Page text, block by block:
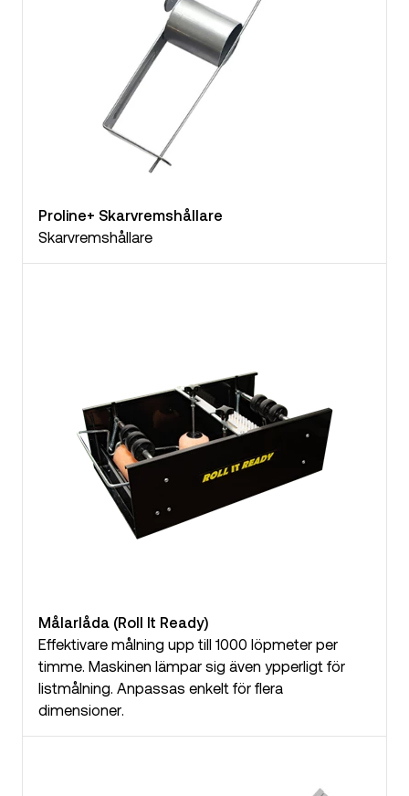
Proline+ Skarvremshållare
Skarvremshållare
Målarlåda (Roll It Ready)
Effektivare målning upp till 1000 löpmeter per
timme. Maskinen lämpar sig även ypperligt för
listmålning. Anpassas enkelt för flera
dimensioner.